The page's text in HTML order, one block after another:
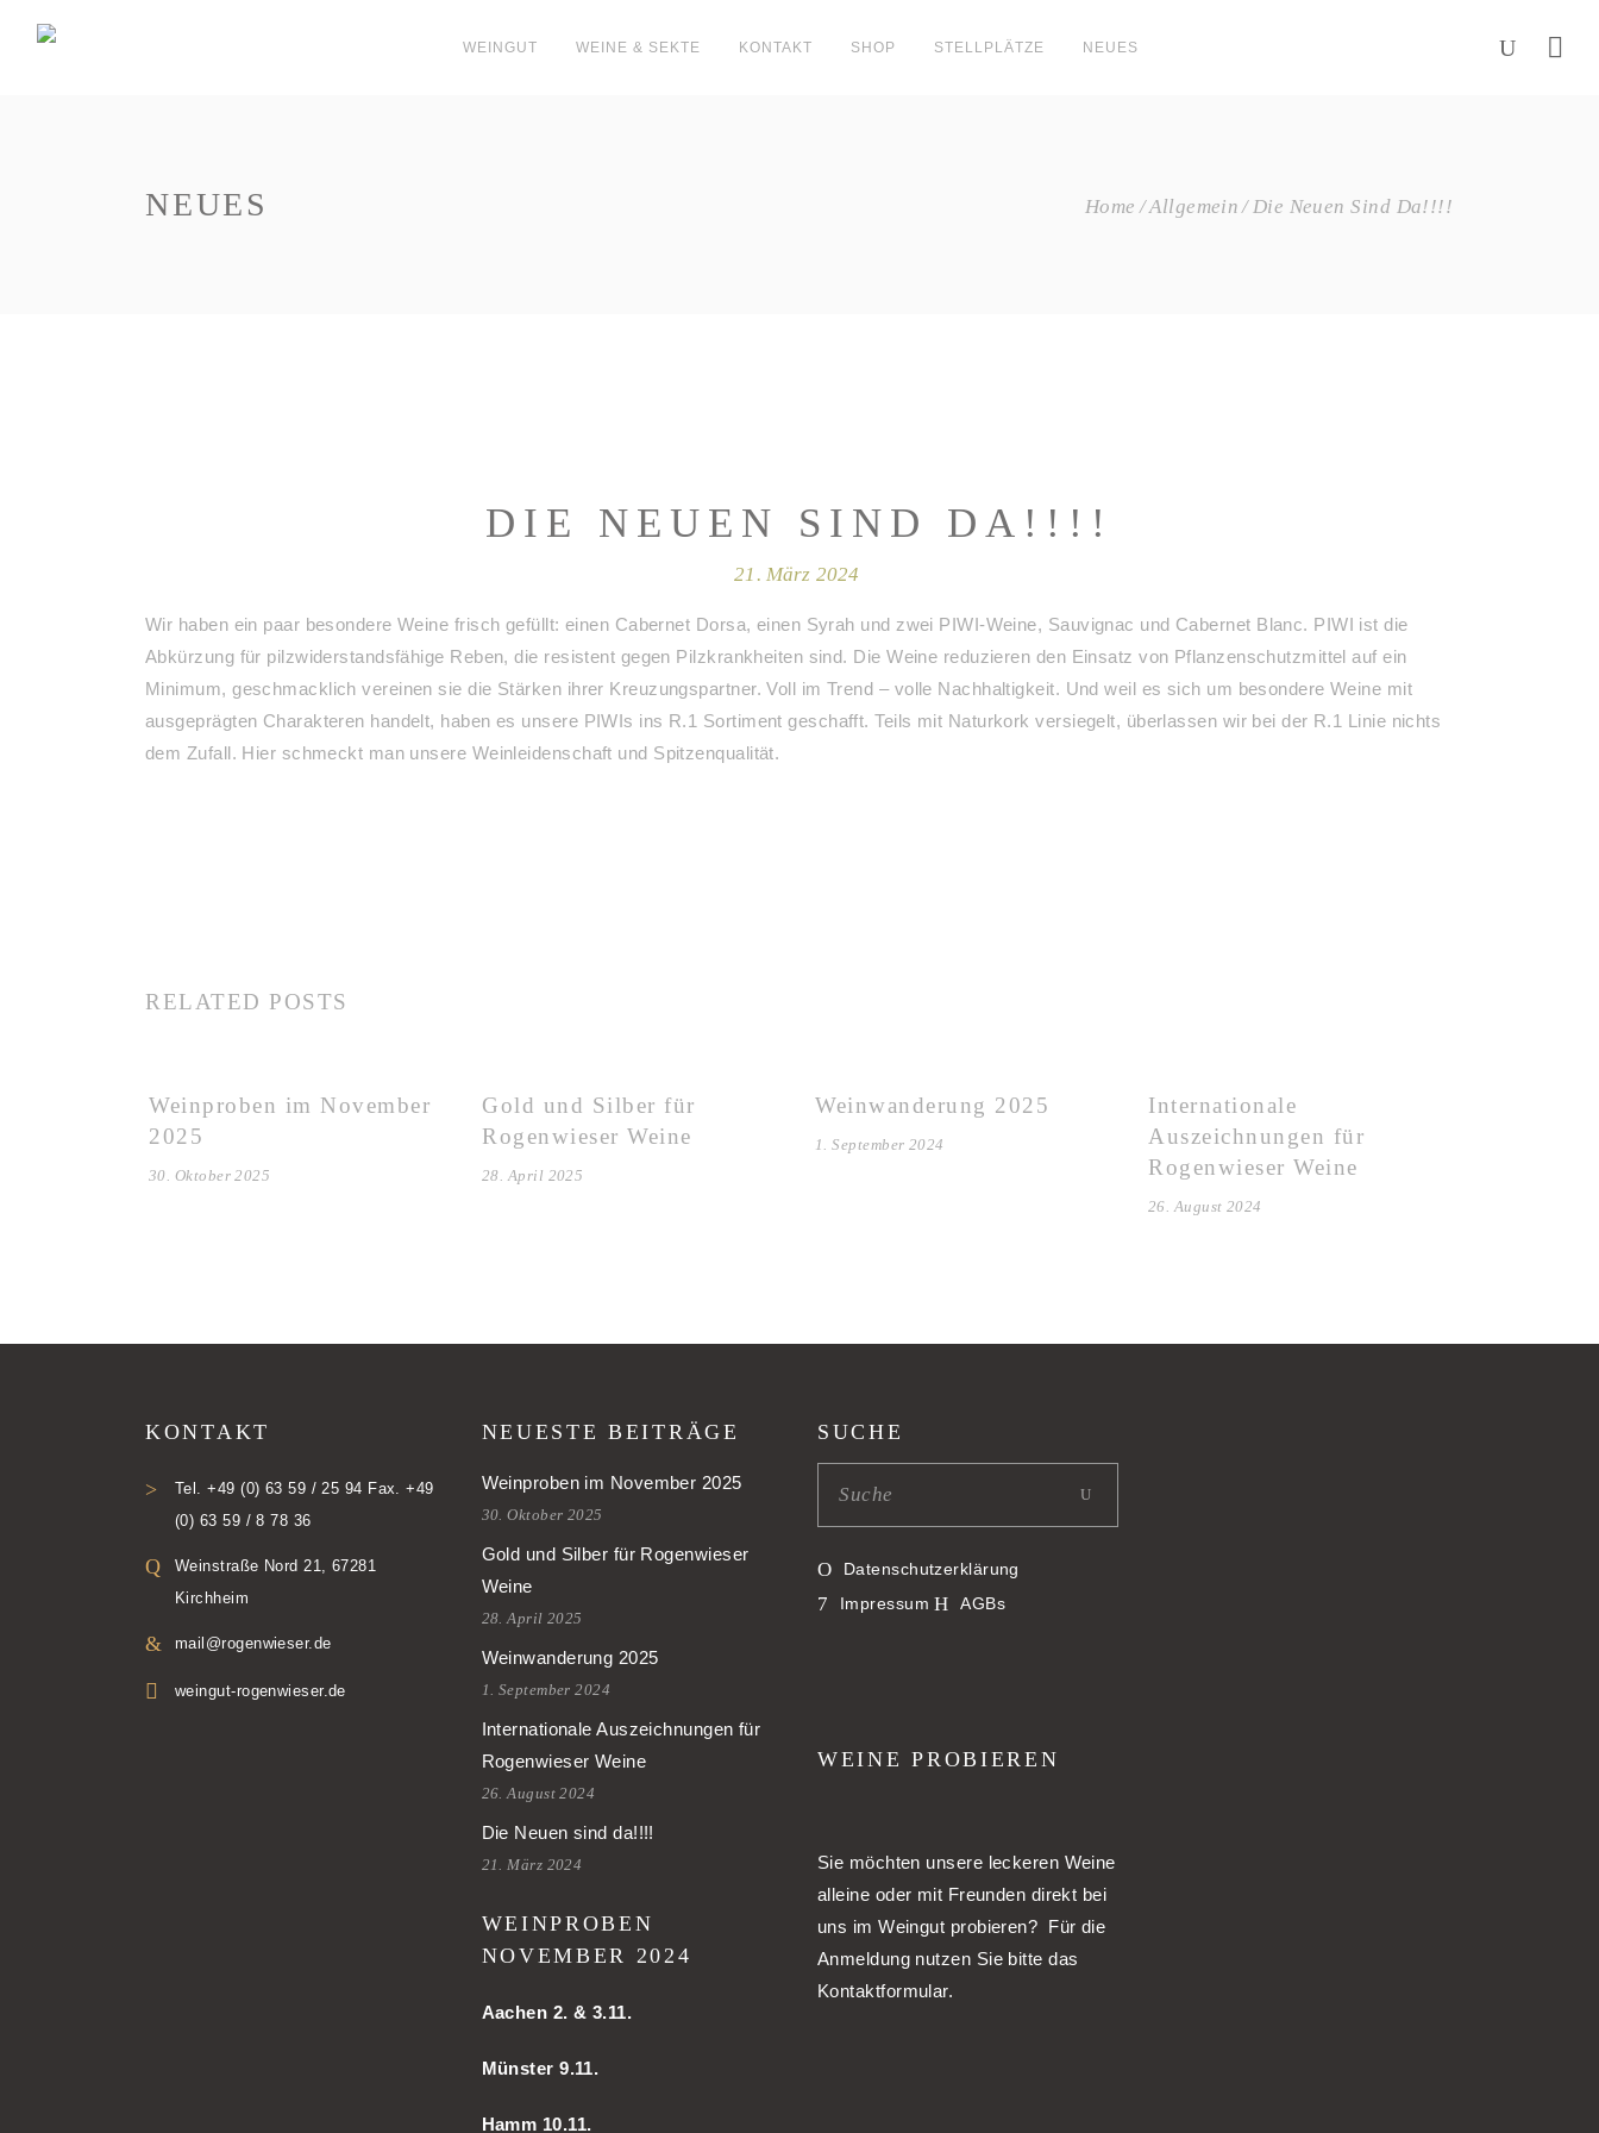
WEINGUT WEINE & SEKTE KONTAKT SHOP STELLPLÄTZE NEUES
NEUES Home Allgemein Die Neuen Sind Da!!!!
DIE NEUEN SIND DA!!!!
21. März 2024
Wir haben ein paar besondere Weine frisch gefüllt: einen Cabernet Dorsa, einen Syrah und zwei PIWI-Weine, Sauvignac und Cabernet Blanc. PIWI ist die
Abkürzung für pilzwiderstandsfähige Reben, die resistent gegen Pilzkrankheiten sind. Die Weine reduzieren den Einsatz von Pflanzenschutzmittel auf ein
Minimum, geschmacklich vereinen sie die Stärken ihrer Kreuzungspartner. Voll im Trend – volle Nachhaltigkeit. Und weil es sich um besondere Weine mit
ausgeprägten Charakteren handelt, haben es unsere PIWIs ins R.1 Sortiment geschafft. Teils mit Naturkork versiegelt, überlassen wir bei der R.1 Linie nichts
dem Zufall. Hier schmeckt man unsere Weinleidenschaft und Spitzenqualität.
RELATED POSTS
Weinproben im November
2025
30. Oktober 2025
Gold und Silber für
Rogenwieser Weine
28. April 2025
Weinwanderung 2025
1. September 2024
Internationale
Auszeichnungen für
Rogenwieser Weine
26. August 2024
KONTAKT
Tel. +49 (0) 63 59 / 25 94 Fax. +49
(0) 63 59 / 8 78 36
Weinstraße Nord 21, 67281
Kirchheim
mail@rogenwieser.de
weingut-rogenwieser.de
NEUESTE BEITRÄGE
Weinproben im November 2025
30. Oktober 2025
Gold und Silber für Rogenwieser
Weine
28. April 2025
Weinwanderung 2025
1. September 2024
Internationale Auszeichnungen für
Rogenwieser Weine
26. August 2024
Die Neuen sind da!!!!
21. März 2024
WEINPROBEN
NOVEMBER 2024
Aachen 2. & 3.11.
Münster 9.11.
Hamm 10.11.
SUCHE
Datenschutzerklärung
Impressum
AGBs
WEINE PROBIEREN
Sie möchten unsere leckeren Weine
alleine oder mit Freunden direkt bei
uns im Weingut probieren? Für die
Anmeldung nutzen Sie bitte das
Kontaktformular.